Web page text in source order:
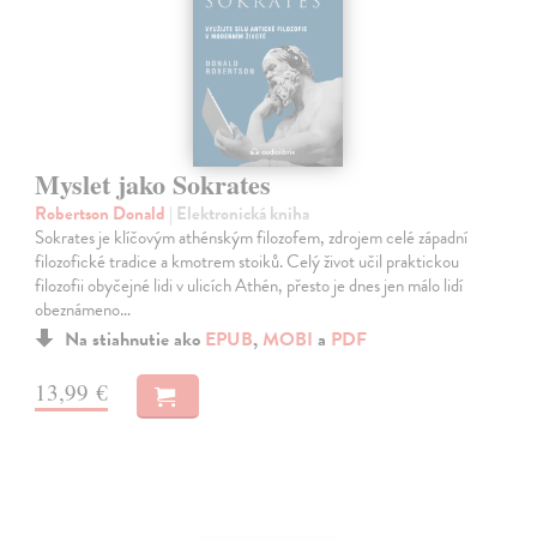
Myslet jako Sokrates
Robertson Donald | Elektronická kniha
Sokrates je klíčovým athénským filozofem, zdrojem celé západní
filozofické tradice a kmotrem stoiků. Celý život učil praktickou
filozofii obyčejné lidi v ulicích Athén, přesto je dnes jen málo lidí
obeznámeno…
Na stiahnutie ako EPUB, MOBI a PDF
13,99 €